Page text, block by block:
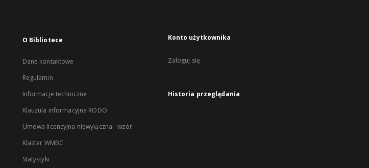
O Bibliotece
Dane kontaktowe
Regulamin
Informacje techniczne
Klauzula informacyjna RODO
Umowa licencyjna niewyłączna - wzór
Klaster WMBC
Statystyki
Konto użytkownika
Zaloguj się
Historia przeglądania